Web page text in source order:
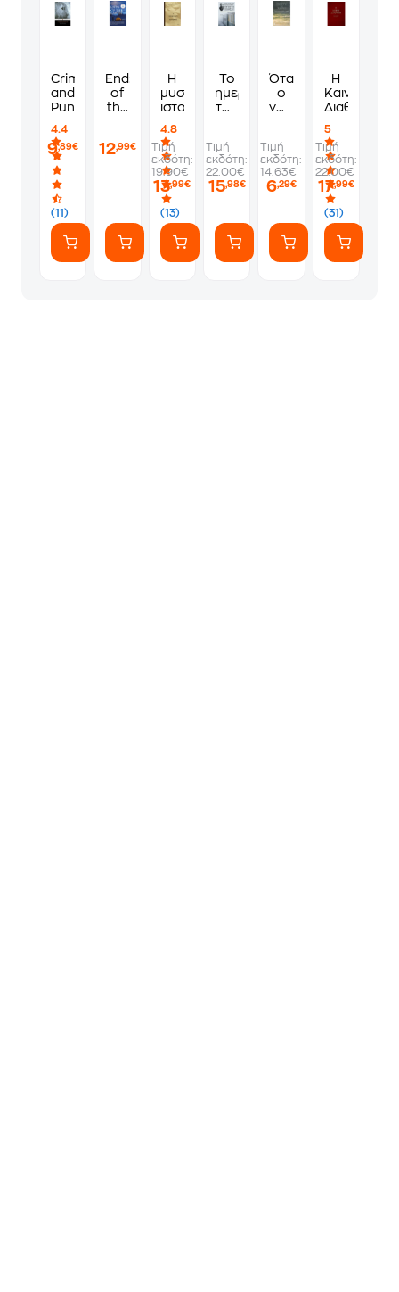
Crime
and
Punishment
4.4
(11)
9,89€
Ends
of
the
12,99€
Η
μυστική
ιστορία
4.8
(13)
Τιμή
εκδότη:
19.90€
13,99€
Το
ημερολόγιο
του
Τιμή
εκδότη:
22.00€
15,98€
Όταν
ο
νους
κι η
καρδιά
-Ανθολογία
ποιημάτων
Τιμή
εκδότη:
14.63€
6,29€
Η
Καινή
Διαθήκη
5
(31)
Τιμή
εκδότη:
22.00€
17,99€